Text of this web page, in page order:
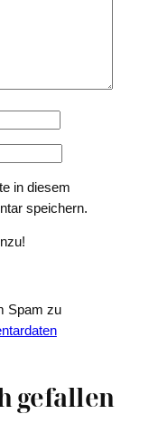
in diesem
speichern.
Spam zu
gefallen